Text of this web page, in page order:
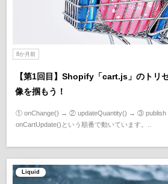
8か月前
【第1回目】Shopify「cart.js」のトリ
像を掴もう！
① onChange() → ② updateQuantity() → ③ publish
onCartUpdate()という順番で動いています。..
Liquid